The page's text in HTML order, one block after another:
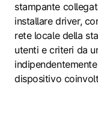
stampante
installare driver,
rete locale della
utenti e criteri da
dispositivo